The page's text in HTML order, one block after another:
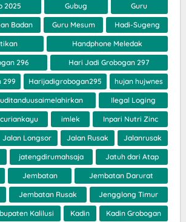
2025 Gubug Guru
Badan Guru Mesum Hadi-Sugeng
Handphone Meledak
296 Hari Jadi Grobogan 297
299 Harijadigrobogan295 hujan hujwnes
Ilegal Loging
imlek Inpari Nutri Zinc
Jalan Longsor Jalan Rusak Jalanrusak
jatengdirumahsaja Jatuh dari Atap
Jembatan Jembatan Darurat
Jembatan Rusak Jengglong Timur
Kalilusi Kadin Kadin Grobogan